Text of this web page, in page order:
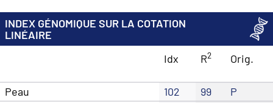
INDEX GÉNOMIQUE SUR LA COTATION
LINÉAIRE
Idx
R2 Orig.
Peau 102 99
P